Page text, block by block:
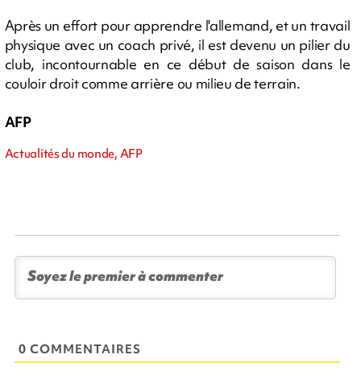
Après un effort pour apprendre l'allemand, et un travail
physique avec un coach privé, il est devenu un pilier du
club, incontournable en ce début de saison dans le
couloir droit comme arrière ou milieu de terrain.
AFP
Actualités du monde, AFP
0 COMMENTAIRES